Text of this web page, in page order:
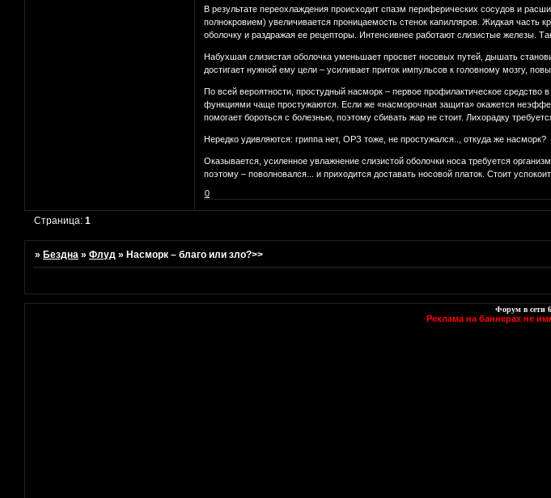
В результате переохлаждения происходит спазм периферических сосудов и
полнокровием) увеличивается проницаемость стенок капилляров. Жидкая часть
оболочку и раздражая ее рецепторы. Интенсивнее работают слизистые железы.
Набухшая слизистая оболочка уменьшает просвет носовых путей, дышать
достигает нужной ему цели – усиливает приток импульсов к головному мозгу,
По всей вероятности, простудный насморк – первое профилактическое
функциями чаще простужаются. Если же «насморочная защита» окажется
помогает бороться с болезнью, поэтому сбивать жар не стоит. Лихорадку
Нередко удивляются: гриппа нет, ОРЗ тоже, не простужался.., откуда же насморк?
Оказывается, усиленное увлажнение слизистой оболочки носа требуется
поэтому – поволновался... и приходится доставать носовой платок. Стоит
0
Страница:1
»Бездна »Флуд »Насморк – благо или зло?>>
Форум в сети
Реклама на баннерах не